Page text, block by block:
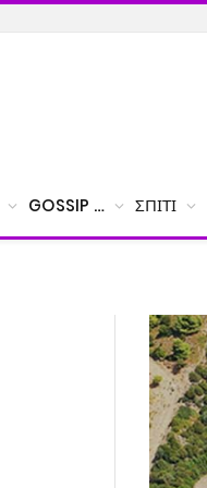
GOSSIP … ΣΠΊΤΙ